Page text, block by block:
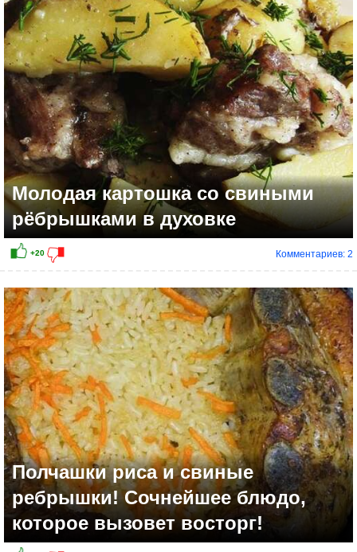
+8
Молодая картошка со свиными
рёбрышками в духовке
Комментариев: 2
Полчашки риса и свиные
ребрышки! Сочнейшее блюдо,
которое вызовет восторг!